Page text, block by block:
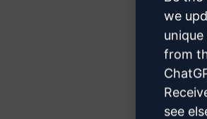
we
from
see